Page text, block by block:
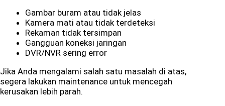
Gambar buram atau tidak jelas
Kamera mati atau tidak terdeteksi
Rekaman tidak tersimpan
Gangguan koneksi jaringan
DVR/NVR sering error
Jika Anda mengalami salah satu masalah di atas,
segera lakukan maintenance untuk mencegah
kerusakan lebih parah.